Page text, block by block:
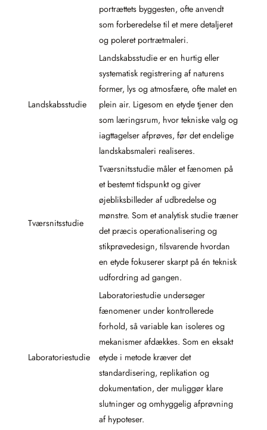
portrættets byggesten, ofte anvendt
som forberedelse til et mere detaljeret
og poleret portrætmaleri.
Landskabsstudie
Landskabsstudie er en hurtig eller
systematisk registrering af naturens
former, lys og atmosfære, ofte malet en
plein air. Ligesom en etyde tjener den
som læringsrum, hvor tekniske valg og
iagttagelser afprøves, før det endelige
landskabsmaleri realiseres.
Tværsnitsstudie
Tværsnitsstudie måler et fænomen på
et bestemt tidspunkt og giver
øjebliksbilleder af udbredelse og
mønstre. Som et analytisk studie træner
det præcis operationalisering og
stikprøvedesign, tilsvarende hvordan
en etyde fokuserer skarpt på én teknisk
udfordring ad gangen.
Laboratoriestudie
Laboratoriestudie undersøger
fænomener under kontrollerede
forhold, så variable kan isoleres og
mekanismer afdækkes. Som en eksakt
etyde i metode kræver det
standardisering, replikation og
dokumentation, der muliggør klare
slutninger og omhyggelig afprøvning
af hypoteser.